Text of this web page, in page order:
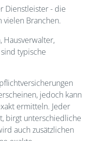
Dienstleister - die
Branchen.
Hausverwalter,
typische
jedoch kann
ermitteln. Jeder
birgt unterschiedliche
auch zusätzlichen